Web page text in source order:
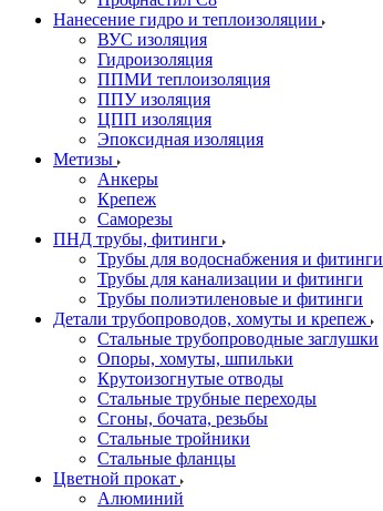
Нанесение гидро и теплоизоляции
ВУС изоляция
Гидроизоляция
ППМИ теплоизоляция
ППУ изоляция
ЦПП изоляция
Эпоксидная изоляция
Метизы
Анкеры
Крепеж
Саморезы
ПНД трубы, фитинги
Трубы для водоснабжения и фитинги
Трубы для канализации и фитинги
Трубы полиэтиленовые и фитинги
Детали трубопроводов, хомуты и крепеж
Стальные трубопроводные заглушки
Опоры, хомуты, шпильки
Крутоизогнутые отводы
Стальные трубные переходы
Сгоны, бочата, резьбы
Стальные тройники
Стальные фланцы
Цветной прокат
Алюминий